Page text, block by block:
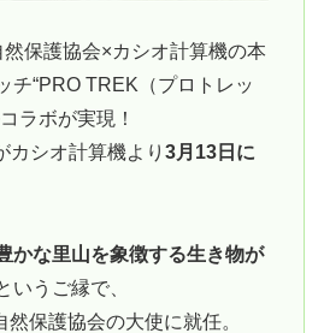
然保護協会×カシオ計算機の本
チ“PRO TREK（プロトレッ
ラボが実現！
カシオ計算機より 3月13日に
かな里山を象徴する生き物が
いうご縁で、
保護協会の大使に就任。